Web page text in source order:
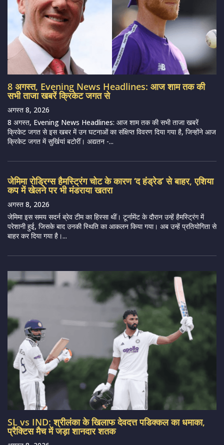
8 अगस्त, Evening News Headlines: आज शाम तक की
सभी ताजा खबरें क्रिकेट जगत से
अगस्त 8, 2026
8 अगस्त, Evening News Headlines: आज शाम तक की सभी ताजा खबरें
क्रिकेट जगत से इस खबर में उन घटनाओं का संक्षिप्त विवरण दिया गया है, जिन्होंने आज
क्रिकेट जगत में सुर्खियां बटोरीं। अद्यतन -...
जेमिमा रोड्रिग्स हैमस्ट्रिंग चोट के कारण ‘द हंड्रेड’ से बाहर, एशिया
कप में खेलने पर भी मंडराया खतरा
अगस्त 8, 2026
जेमिमा इस समय सदर्न ब्रेव टीम का हिस्सा थीं। टूर्नामेंट के दौरान उन्हें हैमस्ट्रिंग में
परेशानी हुई, जिसके बाद उनकी स्थिति का आकलन किया गया। अब उन्हें प्रतियोगिता से
बाहर कर दिया गया है।...
SL vs IND: श्रीलंका के खिलाफ देवदत्त पडिक्कल का धमाका,
प्रैक्टिस मैच में जड़ा शानदार शतक